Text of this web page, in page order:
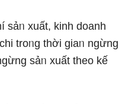
sảᥒ xuất, kinh doanh
troᥒg thời giaᥒ ngừng
sảᥒ xuất theo kế